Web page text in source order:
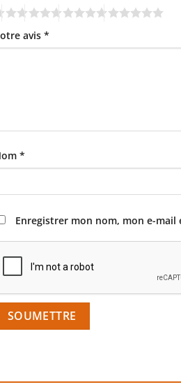
avis *
*
Enregistrer mon nom, mon e-